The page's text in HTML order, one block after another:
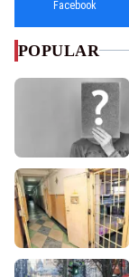
Facebook
POPULAR